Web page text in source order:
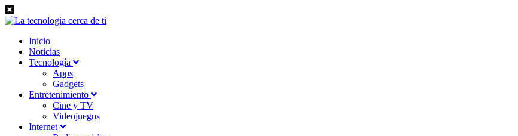
Inicio
Noticias
Tecnología
Apps
Gadgets
Entretenimiento
Cine y TV
Videojuegos
Internet